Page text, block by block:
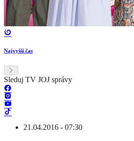
Najvyšší čas
Sleduj TV JOJ správy
21.04.2016 - 07:30